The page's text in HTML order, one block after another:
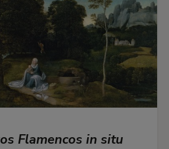
Flamencos in situ